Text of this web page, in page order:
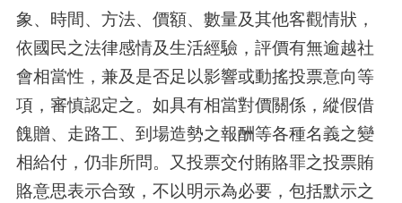
象、時間、方法、價額、數量及其他客觀情狀，
依國民之法律感情及生活經驗，評價有無逾越社
會相當性，兼及是否足以影響或動搖投票意向等
項，審慎認定之。如具有相當對價關係，縱假借
餽贈、走路工、到場造勢之報酬等各種名義之變
相給付，仍非所問。又投票交付賄賂罪之投票賄
賂意思表示合致，不以明示為必要，包括默示之